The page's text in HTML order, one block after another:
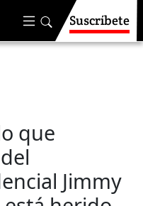
Suscríbete
que
Jimmy